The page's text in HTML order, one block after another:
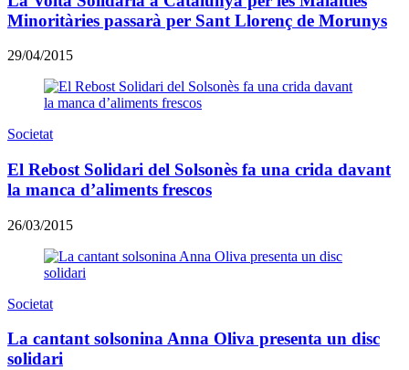
Minoritàries passarà per Sant Llorenç de Morunys
29/04/2015
Societat
El Rebost Solidari del Solsonès fa una crida davant
la manca d’aliments frescos
26/03/2015
Societat
La cantant solsonina Anna Oliva presenta un disc
solidari